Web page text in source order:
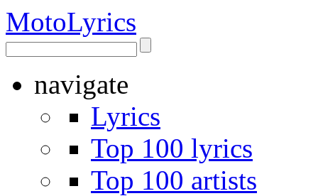
MotoLyrics
navigate
Lyrics
Top 100 lyrics
Top 100 artists